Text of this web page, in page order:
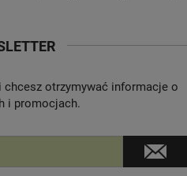
chcesz otrzymywać informacje o
i promocjach.